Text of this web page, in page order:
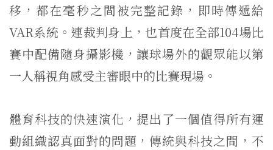
移，都在毫秒之間被完整記錄，即時傳遞給
VAR系統。連裁判身上，也首度在全部104場比
賽中配備隨身攝影機，讓球場外的觀眾能以第
一人稱視角感受主審眼中的比賽現場。
體育科技的快速演化，提出了一個值得所有運
動組織認真面對的問題，傳統與科技之間，不